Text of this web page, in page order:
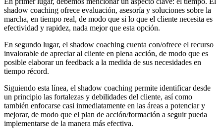
shadow coaching ofrece evaluación, asesoría y soluciones sobre la
marcha, en tiempo real, de modo que si lo que el cliente necesita es
efectividad y rapidez, nada mejor que esta opción.
En segundo lugar, el shadow coaching cuenta con/ofrece el recurso
invalorable de apreciar al cliente en plena acción, de modo que es
posible elaborar un feedback a la medida de sus necesidades en
tiempo récord.
Siguiendo esta línea, el shadow coaching permite identificar desde
un principio las fortalezas y debilidades del cliente, así como
también enfocarse casi inmediatamente en las áreas a potenciar y
mejorar, de modo que el plan de acción/formación a seguir pueda
implementarse de la manera más efectiva.